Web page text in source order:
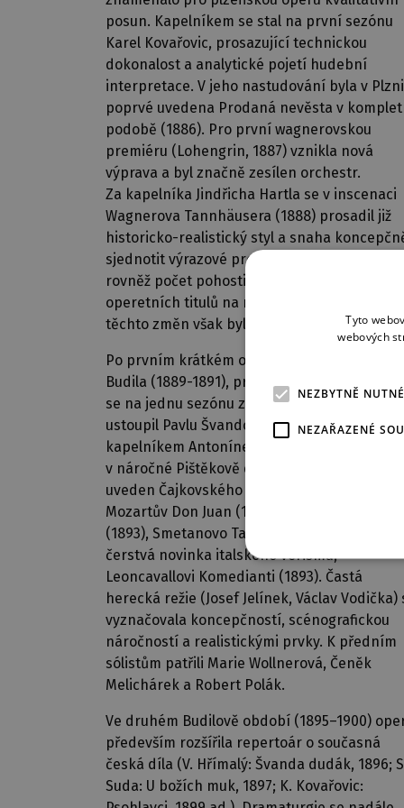
posun. Kapelníkem se stal na první sezónu
Karel Kovařovic, prosazující technickou
dokonalost a analytické pojetí hudební
interpretace. V jeho nastudování byla v Plzni
poprvé uvedena Prodaná nevěsta v
podobě (1886). Pro první wagnerovskou
premiéru (Lohengrin, 1887) vznikla nová
výprava a byl značně zesílen orchestr.
Za kapelníka Jindřicha Hartla se v inscenaci
Wagnerova Tannhäusera (1888) prosadil již
historicko-realistický styl a snaha
sjednotit výrazové prostředky opery. Snížil se
rovněž počet pohostinských her a podíl
operetních titulů na repertoáru. Důsledkem
těchto změn však byl pokles návštěvnosti.
Po prvním krátkém období ředitele Vendelína
Budila (1889-1891), pro operu zanedbatelném,
se na jednu sezónu znovu vrátil Pištěk. 1892
ustoupil Pavlu Švandovi ml., který spolu
kapelníkem Antonínem Kottem pokračoval
v náročné Pištěkově dramaturgii. Poprvé byl
uveden Čajkovského Evžen Oněgin (1892),
Mozartův Don Juan (1892), Rossiniho Vilém Tell
(1893), Smetanovo Tajemství (1893), a také
čerstvá novinka italského verismu,
Leoncavallovi Komedianti (1893). Častá
herecká režie (Josef Jelínek, Václav Vodička)
vyznačovala koncepčností, scénografickou
náročností a realistickými prvky. K předním
sólistům patřili Marie Wollnerová, Čeněk
Melichárek a Robert Polák.
Ve druhém Budilově období (1895–1900)
především rozšířila repertoár o současná
česká díla (V. Hřímalý: Švanda dudák, 1896;
Suda: U božích muk, 1897; K. Kovařovic:
Tyto
webových
NEZBYTNĚ
NEZAŘAZENÉ